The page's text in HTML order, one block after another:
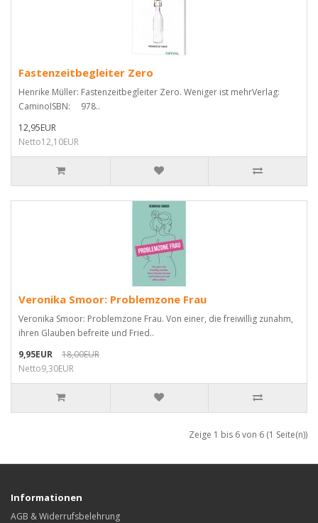
Fastenzeitbegleiter Zero
Henrike Müller: Fastenzeitbegleiter Zero. Weniger ist mehrVerlag:
CaminoISBN: 978..
12,95EUR
Netto12,10EUR
Veronika Smoor: Problemzone Frau
Veronika Smoor: Problemzone Frau. Von einer, die freiwillig zunahm,
ihren Glauben befreite und Fried..
9,95EUR
18,00EUR
Netto9,30EUR
Zeige 1 bis 6 von 6 (1 Seite(n))
Informationen
AGB & Widerrufsbelehrung